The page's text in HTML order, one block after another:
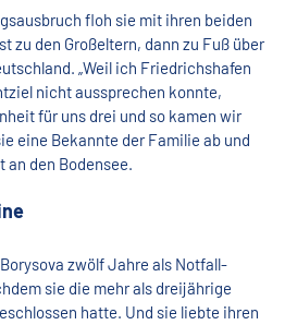
floh sie mit ihren beiden
zu den Großeltern, dann zu Fuß über
„Weil ich Friedrichshafen
nicht aussprechen konnte,
für uns drei und so kamen wir
eine Bekannte der Familie ab und
an den Bodensee.
zwölf Jahre als Notfall-
sie die mehr als dreijährige
hatte. Und sie liebte ihren